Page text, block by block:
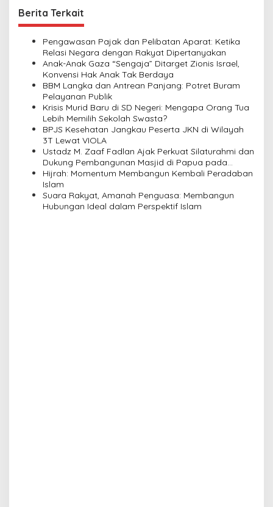
n
a
Berita Terkait
Pengawasan Pajak dan Pelibatan Aparat: Ketika
Relasi Negara dengan Rakyat Dipertanyakan
Anak-Anak Gaza “Sengaja” Ditarget Zionis Israel,
Konvensi Hak Anak Tak Berdaya
BBM Langka dan Antrean Panjang: Potret Buram
Pelayanan Publik
Krisis Murid Baru di SD Negeri: Mengapa Orang Tua
Lebih Memilih Sekolah Swasta?
BPJS Kesehatan Jangkau Peserta JKN di Wilayah
3T Lewat VIOLA
Ustadz M. Zaaf Fadlan Ajak Perkuat Silaturahmi dan
Dukung Pembangunan Masjid di Papua pada
Pengajian Yayasan Alimbas Insan Cita
Hijrah: Momentum Membangun Kembali Peradaban
Islam
Suara Rakyat, Amanah Penguasa: Membangun
Hubungan Ideal dalam Perspektif Islam